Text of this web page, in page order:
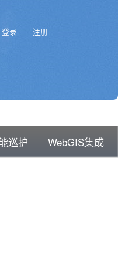
登录 注册
巡护 WebGIS集成